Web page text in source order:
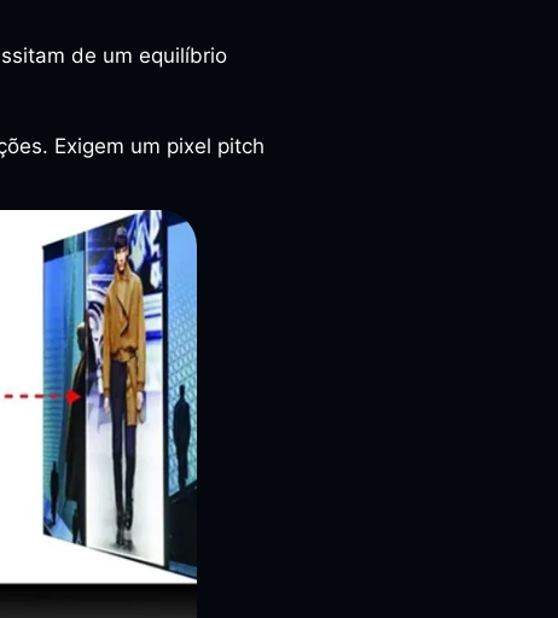
de um equilíbrio
Exigem um pixel pitch